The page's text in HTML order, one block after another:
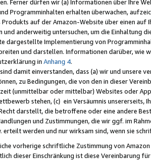
Ferner dürfen wir (a) Informationen über Ihre
Programminhalten erhalten überwachen,
Produkts auf der Amazon-Website über einen
und anderweitig untersuchen, um die Einhaltung
dargestellte Implementierung von
und darstellen. Informationen darüber, wie
in Anhang 4.
damit einverstanden, dass (a) wir und
zu Bedingungen, die von den in dieser
(unmittelbar oder mittelbar) Websites oder
stehen, (c) ein Versäumnis unsererseits,
darstellt, die betroffene oder eine andere
und Zustimmungen, die wir ggf. im
erteilt werden und nur wirksam sind, wenn sie
vorherige schriftliche Zustimmung von
dieser Einschränkung ist diese Vereinbarung